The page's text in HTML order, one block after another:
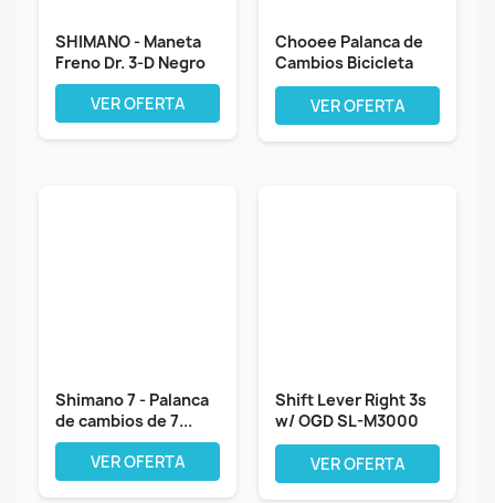
SHIMANO - Maneta
Freno Dr. 3-D Negro
VER OFERTA
Chooee Palanca de
Cambios Bicicleta
9/10...
VER OFERTA
Shimano 7 - Palanca
de cambios de 7...
VER OFERTA
Shift Lever Right 3s
w/ OGD SL-M3000
Acera...
VER OFERTA